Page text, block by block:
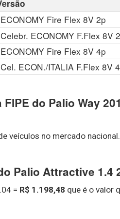
Fire Flex 8V 2p
ECONOMY F.Flex 8V
Fire Flex 8V 4p
ECON./ITALIA F.Flex 8V
do Palio Way
veículos no mercado nacional.
Palio Attractive 1.4
= R$ 1.198,48 que é o valor